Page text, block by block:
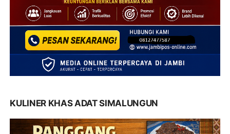
KULINER KHAS ADAT SIMALUNGUN